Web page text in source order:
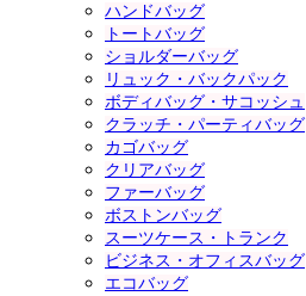
ハンドバッグ
トートバッグ
ショルダーバッグ
リュック・バックパック
ボディバッグ・サコッシュ
クラッチ・パーティバッグ
カゴバッグ
クリアバッグ
ファーバッグ
ボストンバッグ
スーツケース・トランク
ビジネス・オフィスバッグ
エコバッグ